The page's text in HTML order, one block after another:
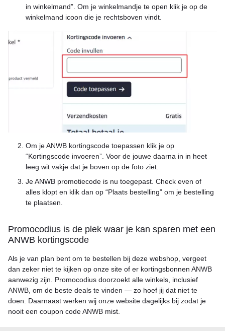
in winkelmand”. Om je winkelmandje te open klik je op de
winkelmand icoon die je rechtsboven vindt.
Om je ANWB kortingscode toepassen klik je op
“Kortingscode invoeren”. Voor de jouwe daarna in in heet
leeg wit vakje dat je boven op de foto ziet.
Je ANWB promotiecode is nu toegepast. Check even of
alles klopt en klik dan op “Plaats bestelling” om je bestelling
te plaatsen.
Promocodius is de plek waar je kan sparen met een
ANWB kortingscode
Als je van plan bent om te bestellen bij deze webshop, vergeet
dan zeker niet te kijken op onze site of er kortingsbonnen ANWB
aanwezig zijn. Promocodius doorzoekt alle winkels, inclusief
ANWB, om de beste deals te vinden — zo hoef jij dat niet te
doen. Daarnaast werken wij onze website dagelijks bij zodat je
nooit een coupon code ANWB mist.